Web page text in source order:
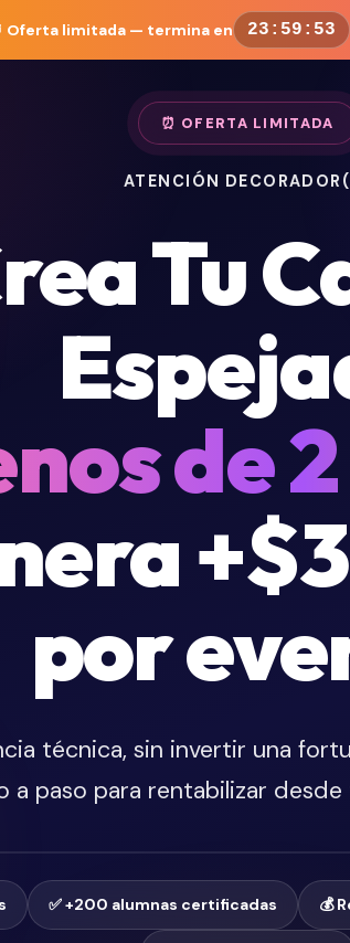
Oferta limitada — termina en 23 : 59 : 51
⏰ OFERTA LIMITADA
ATENCIÓN
Tu
de
por
técnica, sin invertir una
a paso para rentabilizar
✅ +200 alumnas certificadas 💰